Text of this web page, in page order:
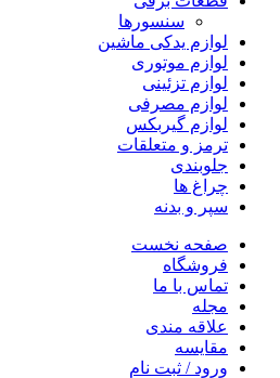
سنسورها
لوازم یدکی ماشین
لوازم موتوری
لوازم تزئینی
لوازم مصرفی
لوازم گیربکس
ترمز و متعلقات
جلوبندی
چراغ ها
سپر و بدنه
صفحه نخست
فروشگاه
تماس با ما
مجله
علاقه مندی
مقایسه
ورود / ثبت نام